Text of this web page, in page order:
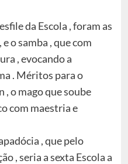
da Escola , foram as
o samba , que com
, evocando a
. Méritos para o
, o mago que soube
com maestria e
, que pelo
, seria a sexta Escola a